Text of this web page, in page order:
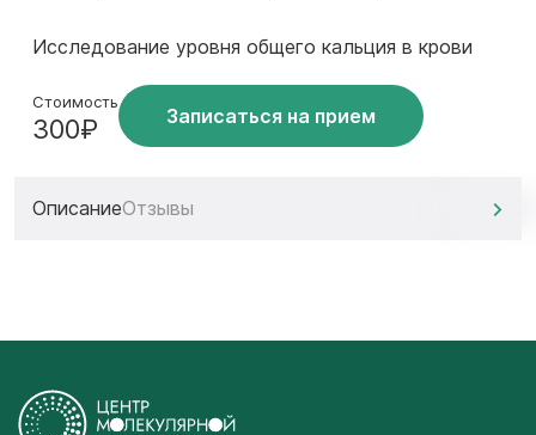
Исследование уровня общего кальция в крови
Стоимость
300₽ Записаться на прием
ОписаниеОтзывы